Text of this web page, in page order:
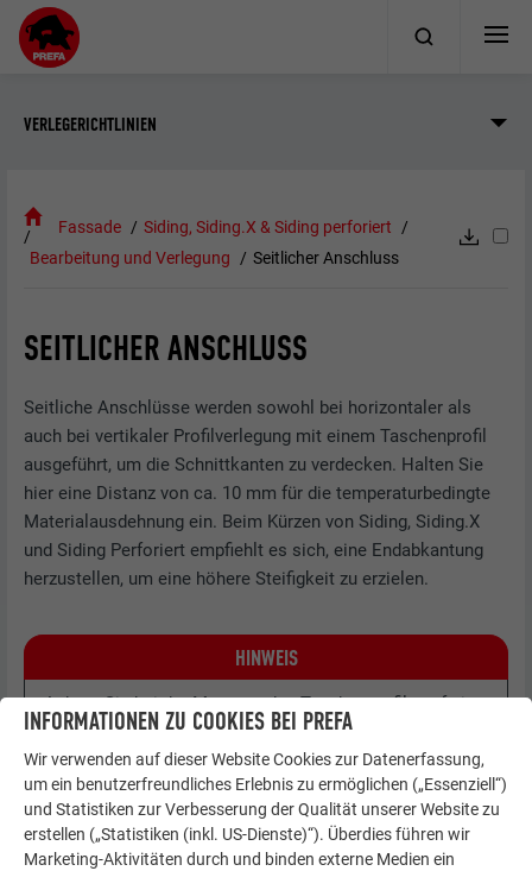
VERLEGERICHTLINIEN
Fassade
Siding, Siding.X & Siding perforiert
Bearbeitung und Verlegung
Seitlicher Anschluss
SEITLICHER ANSCHLUSS
Seitliche Anschlüsse werden sowohl bei horizontaler als
auch bei vertikaler Profilverlegung mit einem Taschenprofil
ausgeführt, um die Schnittkanten zu verdecken. Halten Sie
hier eine Distanz von ca. 10 mm für die temperaturbedingte
Materialausdehnung ein. Beim Kürzen von Siding, Siding.X
und Siding Perforiert empfiehlt es sich, eine Endabkantung
herzustellen, um eine höhere Steifigkeit zu erzielen.
HINWEIS
Achten Sie bei der Montage des Taschenprofils auf eine
schlagregendichte Ausführung (Dichtband + Silikon).
INFORMATIONEN ZU COOKIES BEI PREFA
Wir verwenden auf dieser Website Cookies zur Datenerfassung,
um ein benutzerfreundliches Erlebnis zu ermöglichen („Essenziell“)
und Statistiken zur Verbesserung der Qualität unserer Website zu
erstellen („Statistiken (inkl. US-Dienste)“). Überdies führen wir
Marketing-Aktivitäten durch und binden externe Medien ein